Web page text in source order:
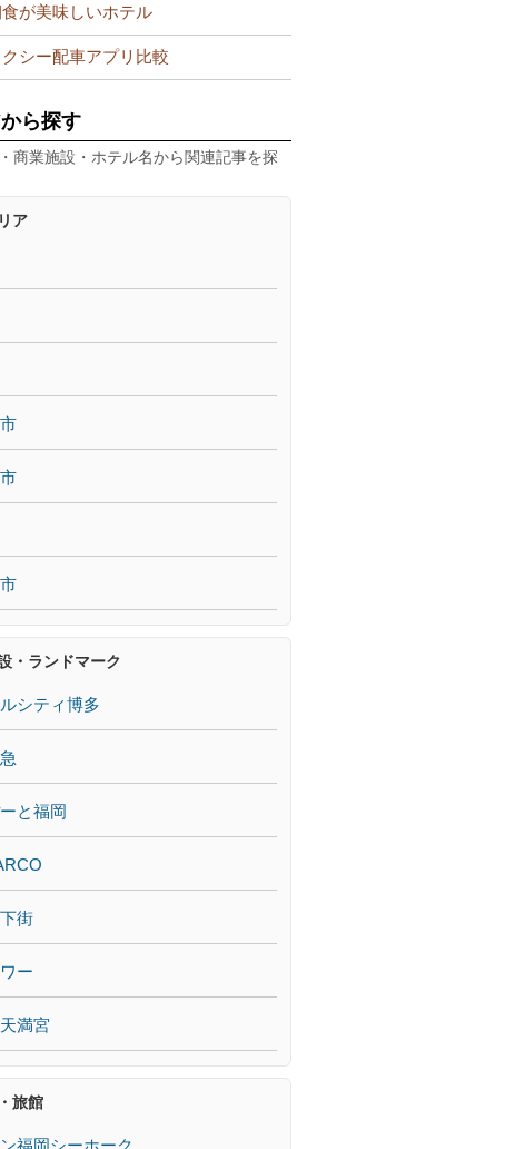
が美味しいホテル
シー配車アプリ比較
ら探す
商業施設・ホテル名から関連記事を探
ア
・ランドマーク
シティ博多
と福岡
街
ー
満宮
旅館
福岡シーホーク